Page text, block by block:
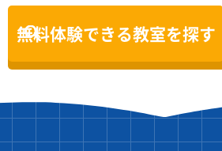
無料体験できる教室を探す